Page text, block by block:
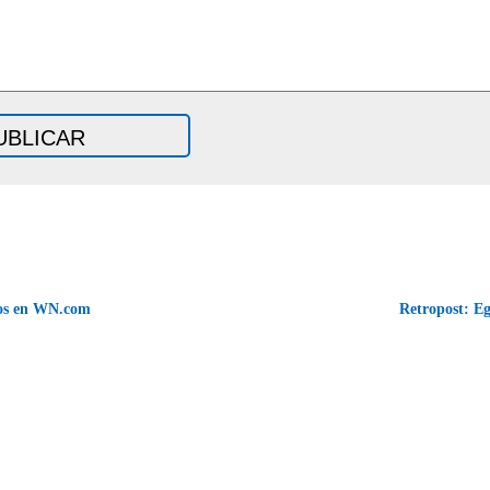
en WN.com Retropost: